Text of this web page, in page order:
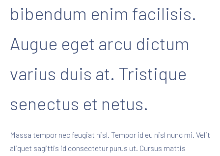
bibendum enim facilisis.
Augue eget arcu dictum
varius duis at. Tristique
senectus et netus.
Massa tempor nec feugiat nisl. Tempor id eu nisl nunc mi. Velit
aliquet sagittis id consectetur purus ut. Cursus mattis